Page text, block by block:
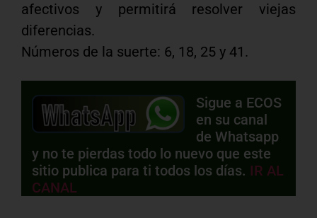
afectivos y permitirá resolver viejas
diferencias.
Números de la suerte: 6, 18, 25 y 41.
Sigue a ECOS
en su canal
de Whatsapp
y no te pierdas todo lo nuevo que este
sitio publica para ti todos los días. IR AL
CANAL